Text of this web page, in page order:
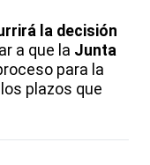
la decisión
a que la Junta
para la
plazos que